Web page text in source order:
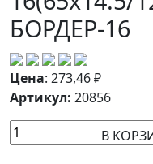
БОРДЕР-16
Цена: 273,46₽
Артикул: 20856
В